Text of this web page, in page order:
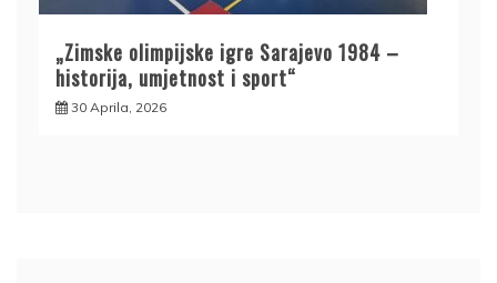
„Zimske olimpijske igre Sarajevo 1984 –
historija, umjetnost i sport“
30 Aprila, 2026